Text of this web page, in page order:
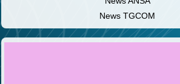
News TGCOM